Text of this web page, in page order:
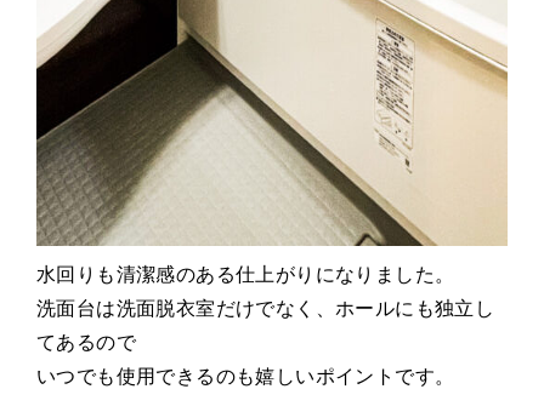
水回りも清潔感のある仕上がりになりました。
洗面台は洗面脱衣室だけでなく、ホールにも独立し
てあるので
いつでも使用できるのも嬉しいポイントです。